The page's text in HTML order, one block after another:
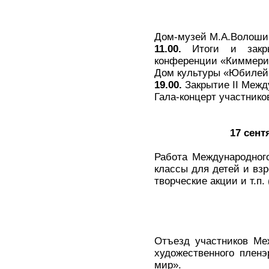
Дом-музей
11.00. Итоги и
конференции
Дом культуры
19.00. Закрытие II
Гала-концерт
17
Работа
классы для детей и
творческие акции и
Отъезд участников
художественного
мир».